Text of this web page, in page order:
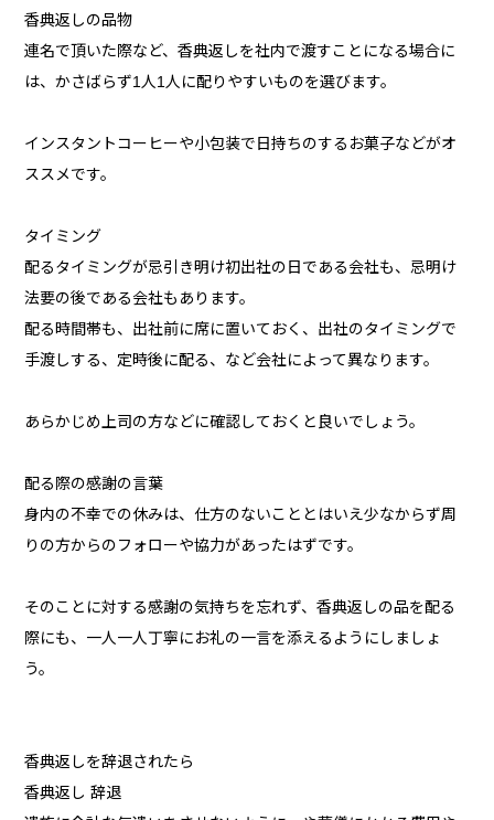
香典返しの品物
連名で頂いた際など、香典返しを社内で渡すことになる場合に
は、かさばらず1人1人に配りやすいものを選びます。
インスタントコーヒーや小包装で日持ちのするお菓子などがオ
ススメです。
タイミング
配るタイミングが忌引き明け初出社の日である会社も、忌明け
法要の後である会社もあります。
配る時間帯も、出社前に席に置いておく、出社のタイミングで
手渡しする、定時後に配る、など会社によって異なります。
あらかじめ上司の方などに確認しておくと良いでしょう。
配る際の感謝の言葉
身内の不幸での休みは、仕方のないこととはいえ少なからず周
りの方からのフォローや協力があったはずです。
そのことに対する感謝の気持ちを忘れず、香典返しの品を配る
際にも、一人一人丁寧にお礼の一言を添えるようにしましょ
う。
香典返しを辞退されたら
香典返し 辞退